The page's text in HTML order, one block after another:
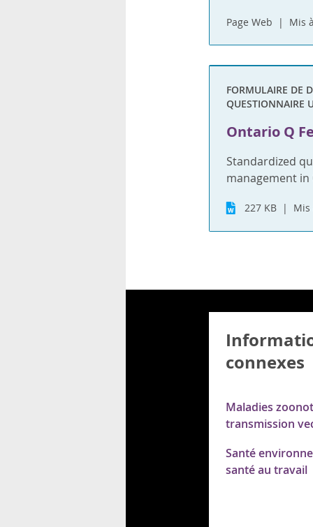
Page Web Mis
FORMULAIRE DE
QUESTIONNAIRE
Ontario Q
Standardized
management in
227 KB Mis
connexes
Maladies
transmission
Santé
santé au travail